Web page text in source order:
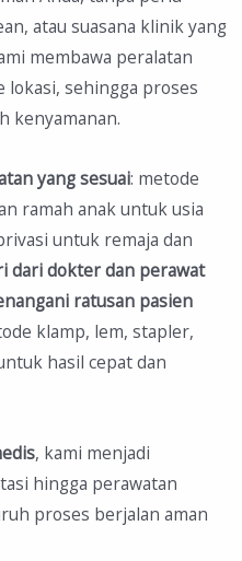
atau suasana klinik yang
membawa peralatan
sehingga proses
kenyamanan.
yang sesuai: metode
ramah anak untuk usia
untuk remaja dan
dari dokter dan perawat
ratusan pasien
klamp, lem, stapler,
hasil cepat dan
, kami menjadi
hingga perawatan
proses berjalan aman